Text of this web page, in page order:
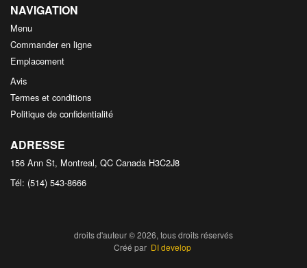
NAVIGATION
Menu
Commander en ligne
Emplacement
Avis
Termes et conditions
Politique de confidentialité
ADRESSE
156 Ann St, Montreal, QC Canada H3C2J8
Tél: (514) 543-8666
droits d'auteur © 2026, tous droits réservés
Créé par DI develop